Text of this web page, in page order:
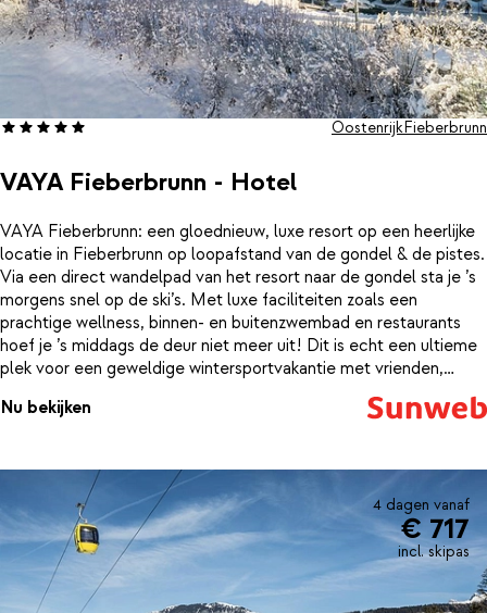
VAYA Fieberbrunn - Hotel
OostenrijkFieberbrunn
VAYA Fieberbrunn: een gloednieuw, luxe resort op een heerlijke
locatie in Fieberbrunn op loopafstand van de gondel & de pistes.
Via een direct wandelpad van het resort naar de gondel sta je ’s
morgens snel op de ski’s. Met luxe faciliteiten zoals een
prachtige wellness, binnen- en buitenzwembad en restaurants
hoef je ’s middags de deur niet meer uit! Dit is echt een ultieme
plek voor een geweldige wintersportvakantie met vrienden,
chique kamers & suites die werkelijk van alle gemakken zijn
een balkon of terras met uitzicht op de omgeving. Daarnaast
vind je er uiteraard kingsize bedden met de lekkere dubbeldikke
dekbedden zoals je in Oostenrijk kan verwachten. De suites zijn
ruimer als de 2-persoonskamers en bestaan uit: een slaapkamer
en een woonkamer met een hele comfortabele bedbank en een
volledig ingericht kitchenette met koelkast, Nespresso machine
Nu bekijken
4 dagen vanaf
€ 717
incl. skipas